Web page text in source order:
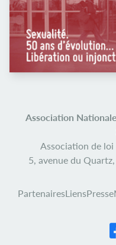
Association
Association de loi
5, avenue du Quartz,
PartenairesLiensPresse